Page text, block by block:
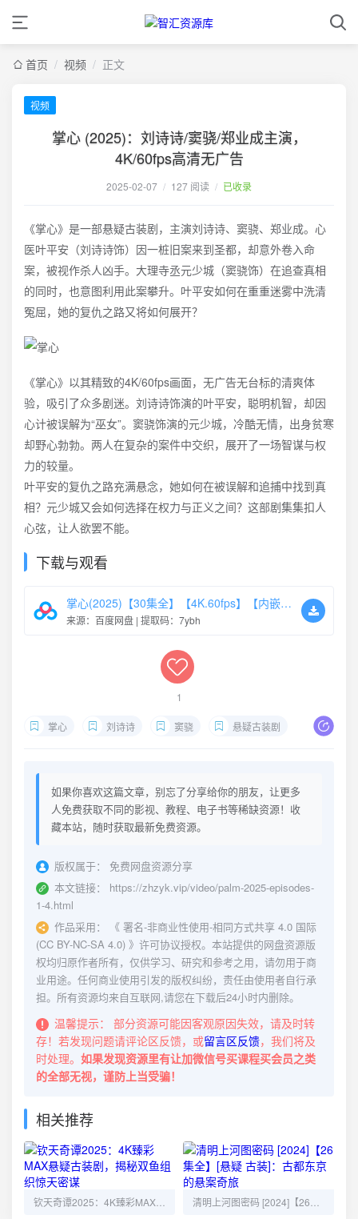
首页 / 视频 / 正文
视频
掌心 (2025)：刘诗诗/窦骁/郑业成主演，
4K/60fps高清无广告
2025-02-07 / 127 阅读 / 已收录
《掌心》是一部悬疑古装剧，主演刘诗诗、窦骁、郑业成。心
医叶平安（刘诗诗饰）因一桩旧案来到圣都，却意外卷入命
案，被视作杀人凶手。大理寺丞元少城（窦骁饰）在追查真相
的同时，也意图利用此案攀升。叶平安如何在重重迷雾中洗清
冤屈，她的复仇之路又将如何展开？
《掌心》以其精致的4K/60fps画面，无广告无台标的清爽体
验，吸引了众多剧迷。刘诗诗饰演的叶平安，聪明机智，却因
心计被误解为“巫女”。窦骁饰演的元少城，冷酷无情，出身贫寒
却野心勃勃。两人在复杂的案件中交织，展开了一场智谋与权
力的较量。
叶平安的复仇之路充满悬念，她如何在被误解和追捕中找到真
相？元少城又会如何选择在权力与正义之间？这部剧集集扣人
心弦，让人欲罢不能。
下载与观看
掌心(2025)【30集全】【4K.60fps】【内嵌简中】【悬疑/古装】【刘诗诗/窦骁】
来源：百度网盘 | 提取码：7ybh
1
掌心 刘诗诗 窦骁 悬疑古装剧
如果你喜欢这篇文章，别忘了分享给你的朋友，让更多
人免费获取不同的影视、教程、电子书等稀缺资源！收
藏本站，随时获取最新免费资源。
版权属于：
免费网盘资源分享
本文链接：
https://zhzyk.vip/video/palm-2025-episodes-
1-4.html
作品采用：
《 署名-非商业性使用-相同方式共享 4.0 国际
(CC BY-NC-SA 4.0) 》许可协议授权。本站提供的网盘资源版
权均归原作者所有，仅供学习、研究和参考之用，请勿用于商
业用途。任何商业使用引发的版权纠纷，责任由使用者自行承
担。所有资源均来自互联网,请您在下载后24小时内删除。
温馨提示：
部分资源可能因客观原因失效，请及时转
存！若发现问题请评论区反馈，或留言区反馈，我们将及
时处理。 如果发现资源里有让加微信号买课程买会员之类
的全部无视，谨防上当受骗！
相关推荐